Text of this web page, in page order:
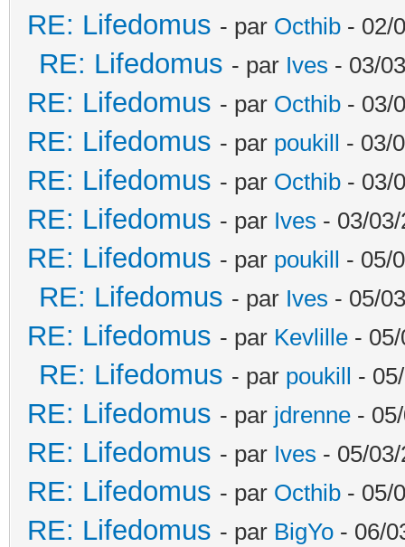
RE: Lifedomus - par Octhib - 02/
RE: Lifedomus - par Ives - 03/
RE: Lifedomus - par Octhib - 03/
RE: Lifedomus - par poukill - 03/
RE: Lifedomus - par Octhib - 03/
RE: Lifedomus - par Ives - 03/
RE: Lifedomus - par poukill - 05/
RE: Lifedomus - par Ives - 05/
RE: Lifedomus - par Kevlille -
RE: Lifedomus - par poukill -
RE: Lifedomus - par jdrenne -
RE: Lifedomus - par Ives - 05/
RE: Lifedomus - par Octhib - 05/
RE: Lifedomus - par BigYo - 06/